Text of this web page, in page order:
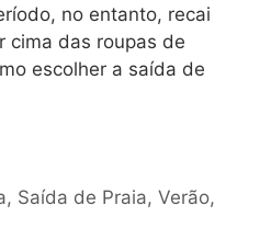
no entanto, recai
cima das roupas de
escolher a saída de
, Saída de Praia,Verão,